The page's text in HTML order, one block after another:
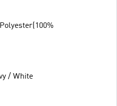
/ White